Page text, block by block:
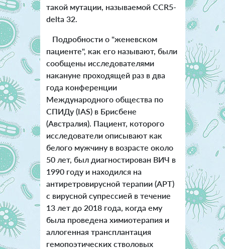
такой мутации, называемой CCR5-
delta 32.
Подробности о "женевском
пациенте", как его называют, были
сообщены исследователями
накануне проходящей раз в два
года конференции
Международного общества по
СПИДу (IAS) в Брисбене
(Австралия). Пациент, которого
исследователи описывают как
белого мужчину в возрасте около
50 лет, был диагностирован ВИЧ в
1990 году и находился на
антиретровирусной терапии (АРТ)
с вирусной супрессией в течение
13 лет до 2018 года, когда ему
была проведена химиотерапия и
аллогенная трансплантация
гемопоэтических стволовых